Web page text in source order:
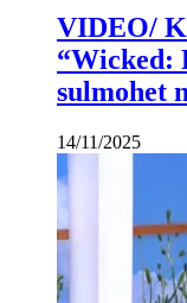
VIDEO/
“Wicked:
sulmohet
14/11/2025